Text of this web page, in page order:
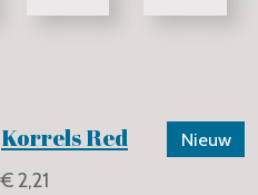
Nieuw
Korrels Red
€ 2,21